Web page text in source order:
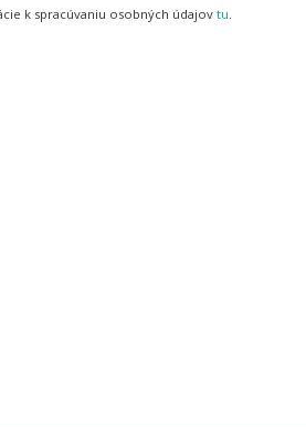
k spracúvaniu osobných údajov tu.